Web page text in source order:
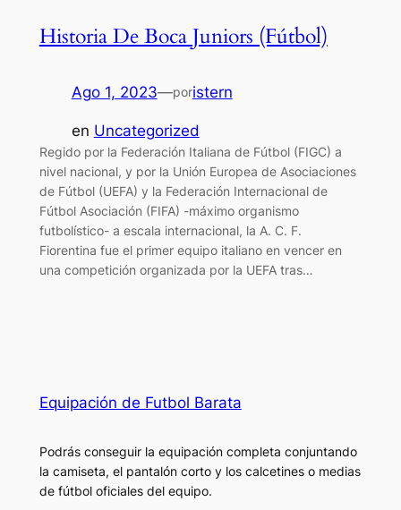
Historia De Boca Juniors (Fútbol)
Ago 1, 2023—poristern
en Uncategorized
Regido por la Federación Italiana de Fútbol (FIGC) a
nivel nacional, y por la Unión Europea de Asociaciones
de Fútbol (UEFA) y la Federación Internacional de
Fútbol Asociación (FIFA) -máximo organismo
futbolístico- a escala internacional, la A. C. F.
Fiorentina fue el primer equipo italiano en vencer en
una competición organizada por la UEFA tras…
Equipación de Futbol Barata
Podrás conseguir la equipación completa conjuntando
la camiseta, el pantalón corto y los calcetines o medias
de fútbol oficiales del equipo.